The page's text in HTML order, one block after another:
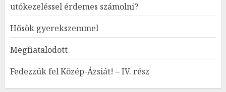
utókezeléssel érdemes számolni?
Hősök gyerekszemmel
Megfiatalodott
Fedezzük fel Közép-Ázsiát! – IV. rész